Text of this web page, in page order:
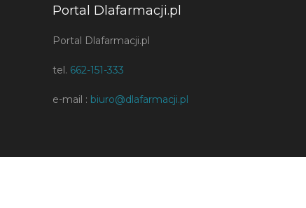
Portal Dlafarmacji.pl
Portal Dlafarmacji.pl
tel. 662-151-333
e-mail : biuro@dlafarmacji.pl